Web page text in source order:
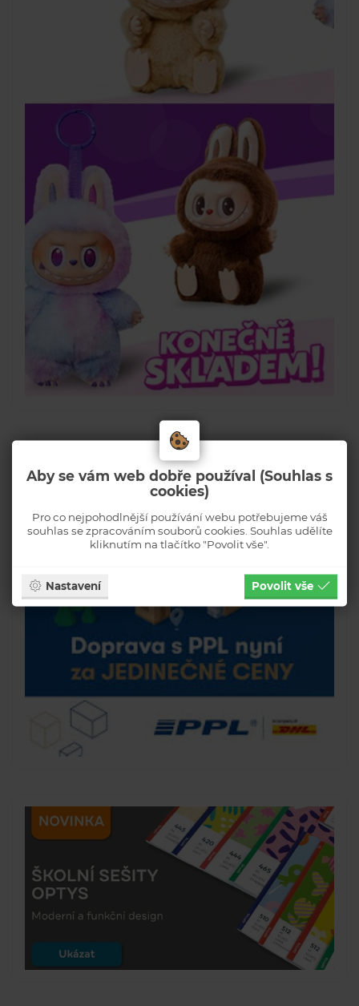
Aby se vám web dobře používal (Souhlas s
cookies)
Pro co nejpohodlnější používání webu potřebujeme váš
souhlas se zpracováním souborů cookies. Souhlas udělíte
kliknutím na tlačítko "Povolit vše".
Nastavení Povolit vše